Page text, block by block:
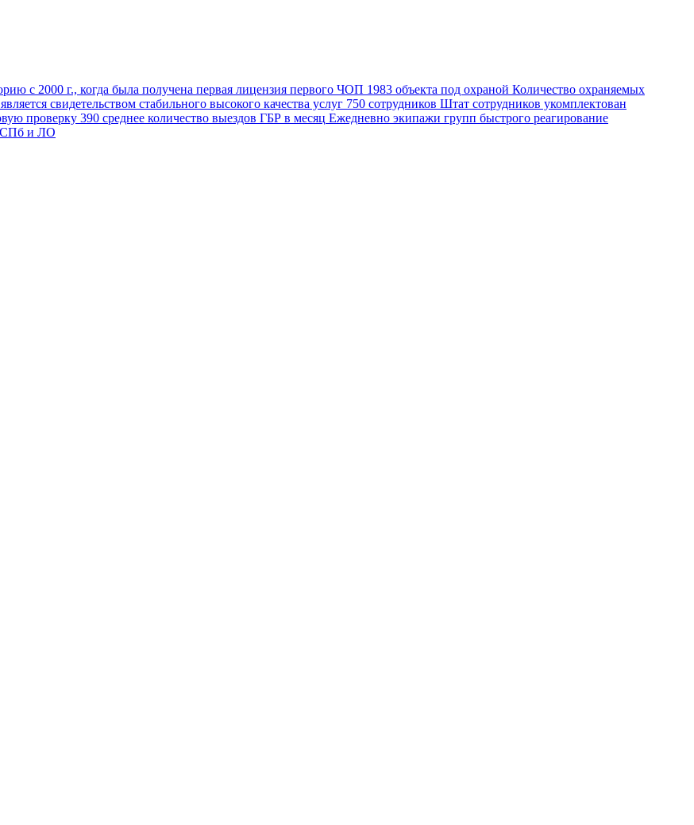
с 2000 г., когда была получена первая лицензия первого ЧОП 1983 объекта под охраной Количество охраняемых
свидетельством стабильного высокого качества услуг 750 сотрудников Штат сотрудников укомплектован
проверку 390 среднее количество выездов ГБР в месяц Ежедневно экипажи групп быстрого реагирование
СПб и ЛО